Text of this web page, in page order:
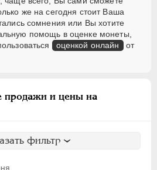
же на сегодня стоит Ваша
сомнения или Вы хотите
помощь в оценке монеты,
оценкой онлайн от
продажи и цены на
фильтр